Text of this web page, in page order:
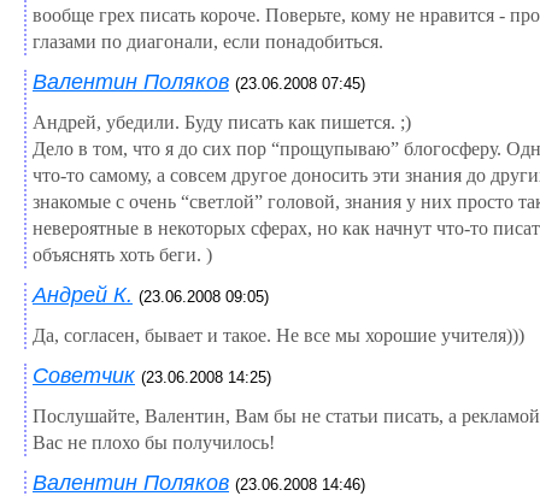
вообще грех писать короче. Поверьте, кому не нравится -
глазами по диагонали, если понадобиться.
Валентин Поляков (23.06.2008 07:45)
Андрей, убедили. Буду писать как пишется. ;)
Дело в том, что я до сих пор “прощупываю” блогосферу.
что-то самому, а совсем другое доносить эти знания до
знакомые с очень “светлой” головой, знания у них просто
невероятные в некоторых сферах, но как начнут что-то
объяснять хоть беги. )
Андрей К. (23.06.2008 09:05)
Да, согласен, бывает и такое. Не все мы хорошие учителя)))
Советчик (23.06.2008 14:25)
Послушайте, Валентин, Вам бы не статьи писать, а
Вас не плохо бы получилось!
Валентин Поляков (23.06.2008 14:46)